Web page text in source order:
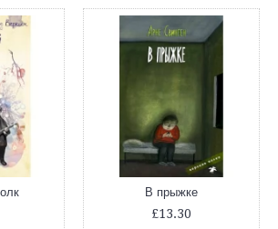
В прыжке
£13.30